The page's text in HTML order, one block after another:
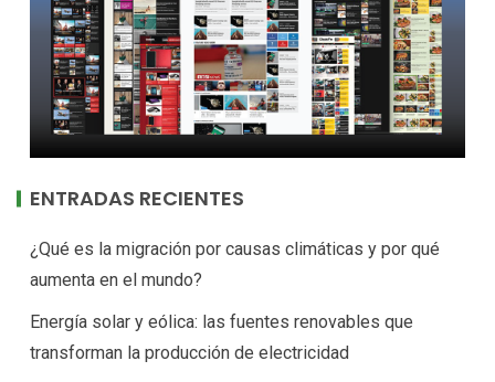
ENTRADAS RECIENTES
¿Qué es la migración por causas climáticas y por qué
aumenta en el mundo?
Energía solar y eólica: las fuentes renovables que
transforman la producción de electricidad